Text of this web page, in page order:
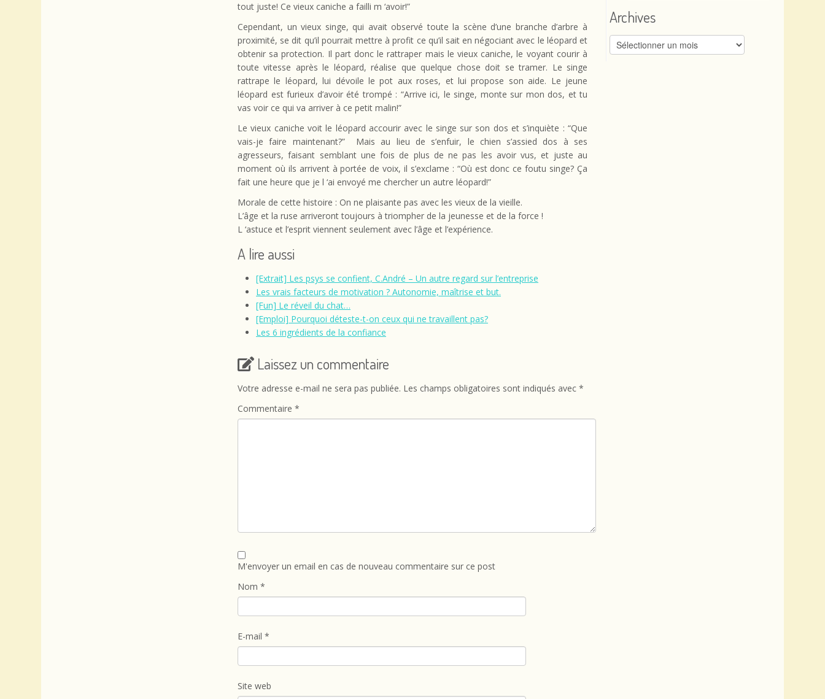
tout juste! Ce vieux caniche a failli m ‘avoir!”
Cependant, un vieux singe, qui avait observé toute la scène d’une branche d’arbre à
proximité, se dit qu’il pourrait mettre à profit ce qu’il sait en négociant avec le léopard et
obtenir sa protection. Il part donc le rattraper mais le vieux caniche, le voyant courir à
toute vitesse après le léopard, réalise que quelque chose doit se tramer. Le singe
rattrape le léopard, lui dévoile le pot aux roses, et lui propose son aide. Le jeune
léopard est furieux d’avoir été trompé : “Arrive ici, le singe, monte sur mon dos, et tu
vas voir ce qui va arriver à ce petit malin!”
Le vieux caniche voit le léopard accourir avec le singe sur son dos et s’inquiète : “Que
vais-je faire maintenant?” Mais au lieu de s’enfuir, le chien s’assied dos à ses
agresseurs, faisant semblant une fois de plus de ne pas les avoir vus, et juste au
moment où ils arrivent à portée de voix, il s’exclame : “Où est donc ce foutu singe? Ça
fait une heure que je l ‘ai envoyé me chercher un autre léopard!”
Morale de cette histoire : On ne plaisante pas avec les vieux de la vieille.
L’âge et la ruse arriveront toujours à triompher de la jeunesse et de la force !
L ‘astuce et l’esprit viennent seulement avec l’âge et l’expérience.
A lire aussi
[Extrait] Les psys se confient, C.André – Un autre regard sur l’entreprise
Les vrais facteurs de motivation ? Autonomie, maîtrise et but.
[Fun] Le réveil du chat…
[Emploi] Pourquoi déteste-t-on ceux qui ne travaillent pas?
Les 6 ingrédients de la confiance
Laissez un commentaire
Votre adresse e-mail ne sera pas publiée. Les champs obligatoires sont indiqués avec *
Commentaire *
M'envoyer un email en cas de nouveau commentaire sur ce post
Nom *
E-mail *
Site web
Archives
Archives